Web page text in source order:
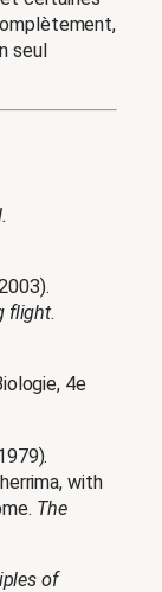
seul
flight.
4e
with
The
of